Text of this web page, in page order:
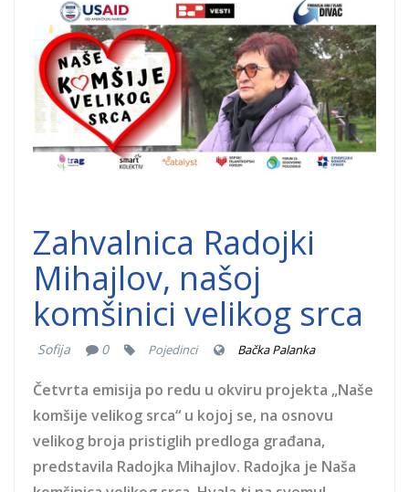
velikog-srca-
1.jpg
Zahvalnica Radojki
Mihajlov, našoj
komšinici velikog srca
Sofija 0 Pojedinci Bačka Palanka
Četvrta emisija po redu u okviru projekta „Naše
komšije velikog srca“ u kojoj se, na osnovu
velikog broja pristiglih predloga građana,
predstavila Radojka Mihajlov. Radojka je Naša